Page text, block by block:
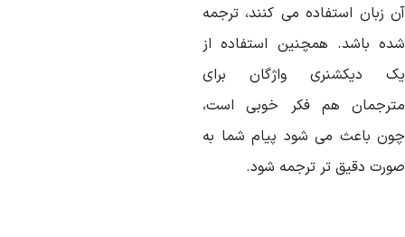
زبان استفاده می کنند، ترجمه
باشد. همچنین استفاده از
دیکشنری واژگان برای
هم فکر خوبی است،
باعث می شود پیام شما به
دقیق تر ترجمه شود.